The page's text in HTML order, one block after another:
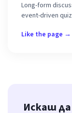
Long-form
event-driven
Like the page →
Искаш